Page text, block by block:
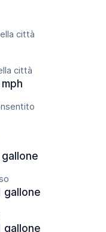
città
città
gallone
gallone
gallone